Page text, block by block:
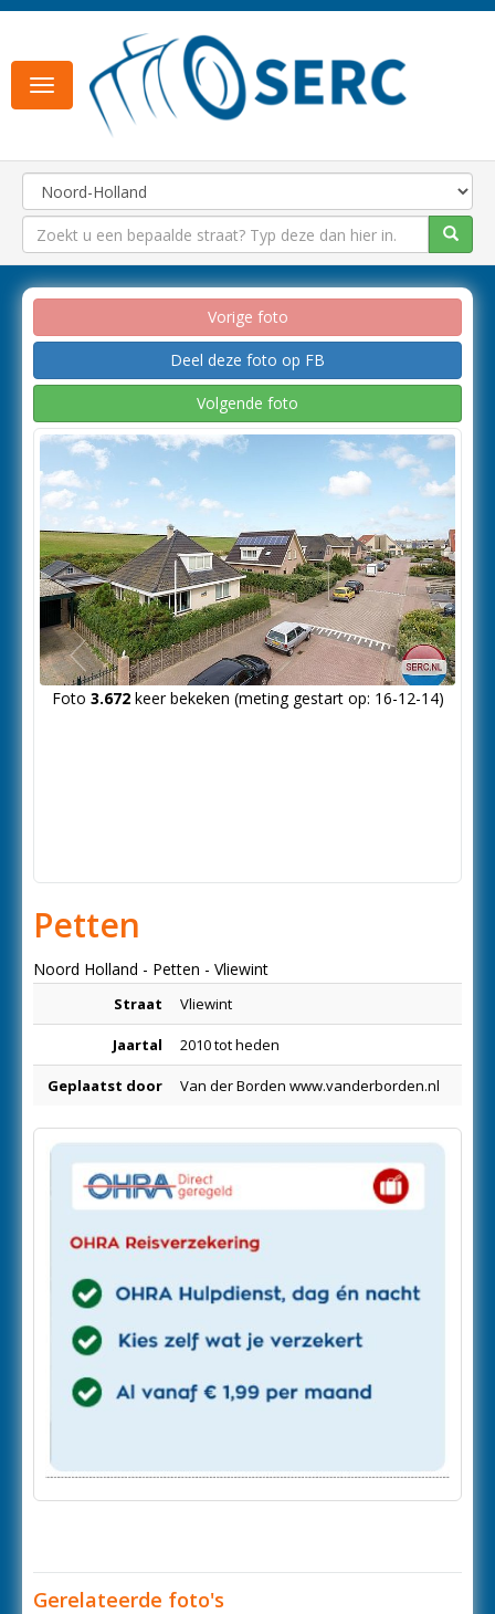
Toggle
navigation
Vorige foto
Deel deze foto op FB
Volgende foto
Vorige
Foto 3.672keer bekeken (meting gestart op: 16-12-14)
Petten
Noord Holland - Petten - Vliewint
Straat Vliewint
Jaartal 2010 tot heden
Geplaatst door Van der Borden www.vanderborden.nl
Gerelateerde foto's